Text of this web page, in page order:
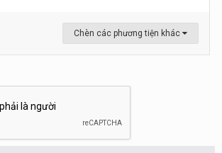
Chèn các phương tiện khác